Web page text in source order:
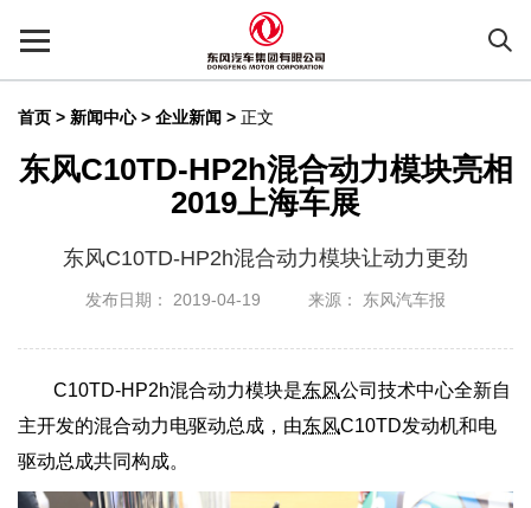
首页 > 新闻中心 > 企业新闻 > 正文
东风C10TD-HP2h混合动力模块亮相
2019上海车展
东风C10TD-HP2h混合动力模块让动力更劲
发布日期： 2019-04-19 来源： 东风汽车报
C10TD-HP2h混合动力模块是东风公司技术中心全新自
主开发的混合动力电驱动总成，由东风C10TD发动机和电
驱动总成共同构成。